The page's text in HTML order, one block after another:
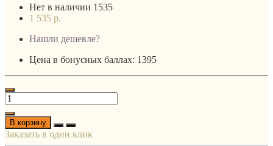
Нет в наличии 1535
1 535 р.
Нашли дешевле?
Цена в бонусных баллах: 1395
В корзину
Заказать в один клик